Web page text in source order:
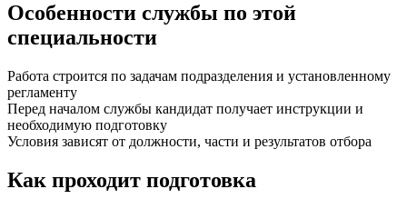
Особенности службы по этой
специальности
Работа строится по задачам подразделения и установленному
регламенту
Перед началом службы кандидат получает инструкции и
необходимую подготовку
Условия зависят от должности, части и результатов отбора
Как проходит подготовка